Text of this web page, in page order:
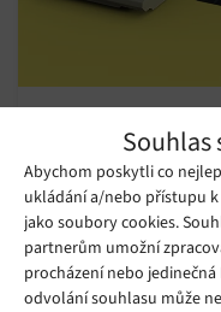
Souhlas
Abychom poskytli co
ukládání a/nebo přístupu
jako soubory cookies.
partnerům umožní
procházení nebo
odvolání souhlasu může
se chystá na
Pátek 02. 09. 2022 Gabriela
Japonsko je na velmi
technologie, a je
oblastech, například v